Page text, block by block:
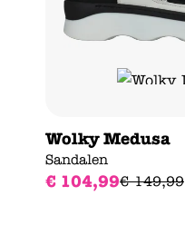
Wolky Medusa
Sandalen
€ 104,99€ 149,99